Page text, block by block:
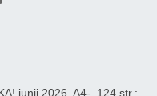
junij 2026, A4-, 124 str.: